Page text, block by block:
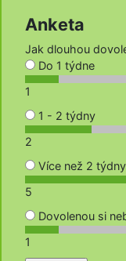
Anketa
Jak dlouhou
Do 1 týdne
1
1 - 2 týdny
2
Více než 2 týdny
5
Dovolenou si
1